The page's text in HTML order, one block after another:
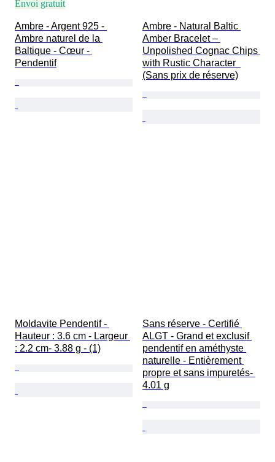
Envoi gratuit
Ambre - Argent 925 -
Ambre naturel de la
Baltique - Cœur -
Pendentif
Ambre - Natural Baltic
Amber Bracelet –
Unpolished Cognac Chips
with Rustic Character
(Sans prix de réserve)
Moldavite Pendentif -
Hauteur : 3.6 cm - Largeur
: 2.2 cm- 3.88 g - (1)
Sans réserve - Certifié
ALGT - Grand et exclusif
pendentif en améthyste
naturelle - Entièrement
propre et sans impuretés-
4.01 g